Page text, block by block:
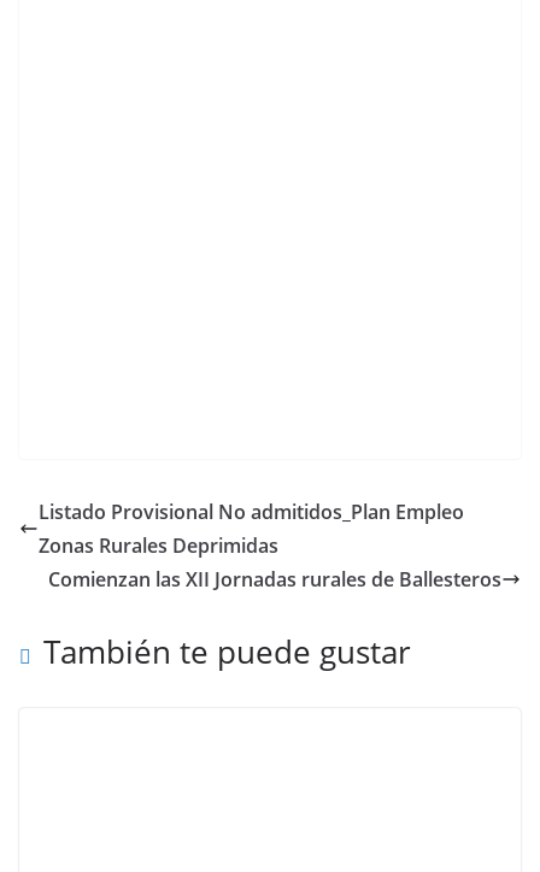
Listado Provisional No admitidos_Plan Empleo
Zonas Rurales Deprimidas
Comienzan las XII Jornadas rurales de Ballesteros
También te puede gustar